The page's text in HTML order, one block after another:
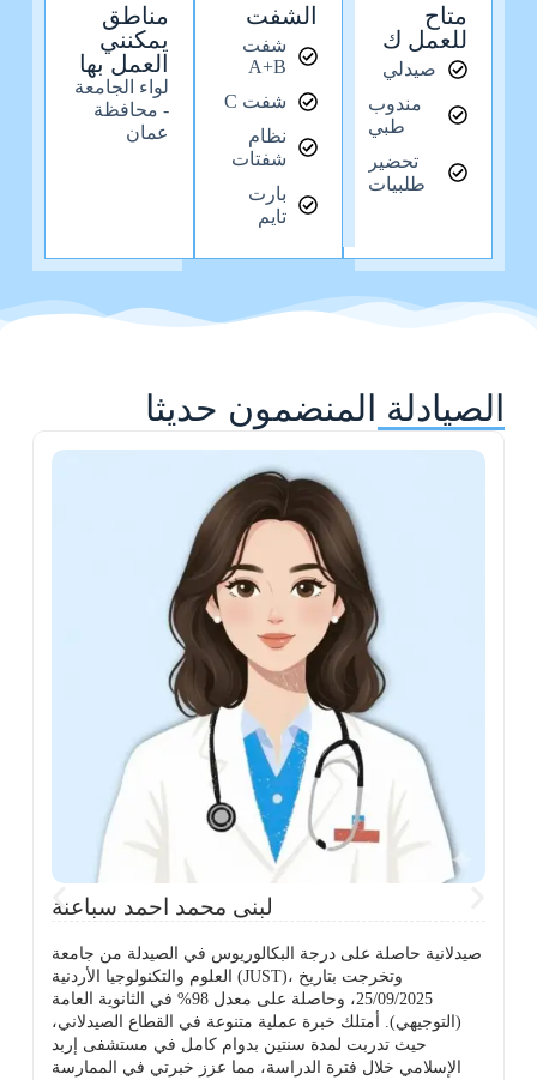
متاح
للعمل ك
صيدلي
مندوب
طبي
تحضير
طلبيات
الشفت
شفت
A+B
شفت C
نظام
شفتات
بارت
تايم
مناطق
يمكنني
العمل بها
لواء الجامعة
- محافظة
عمان
الصيادلة المنضمون حديثا
لبنى محمد احمد سباعنة
صيدلانية حاصلة على درجة البكالوريوس في الصيدلة من جامعة
العلوم والتكنولوجيا الأردنية (JUST)، وتخرجت بتاريخ
25/09/2025، وحاصلة على معدل 98% في الثانوية العامة
(التوجيهي). أمتلك خبرة عملية متنوعة في القطاع الصيدلاني،
حيث تدربت لمدة سنتين بدوام كامل في مستشفى إربد
الإسلامي خلال فترة الدراسة، مما عزز خبرتي في الممارسة